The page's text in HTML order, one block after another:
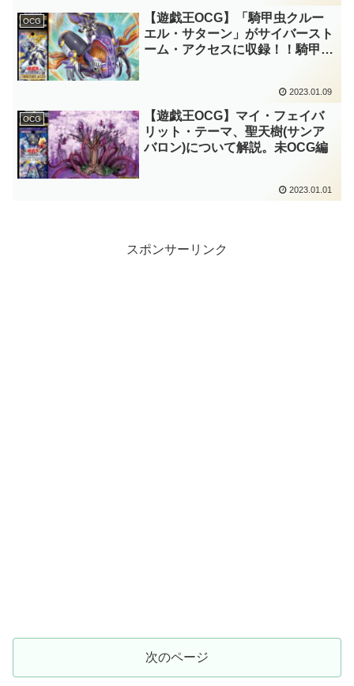
OCG
【遊戯王OCG】「騎甲虫クルー
エル・サターン」がサイバースト
ーム・アクセスに収録！！騎甲虫
2023.01.09
OCG
【遊戯王OCG】マイ・フェイバ
リット・テーマ、聖天樹(サンア
バロン)について解説。未OCG編
2023.01.01
スポンサーリンク
次のページ